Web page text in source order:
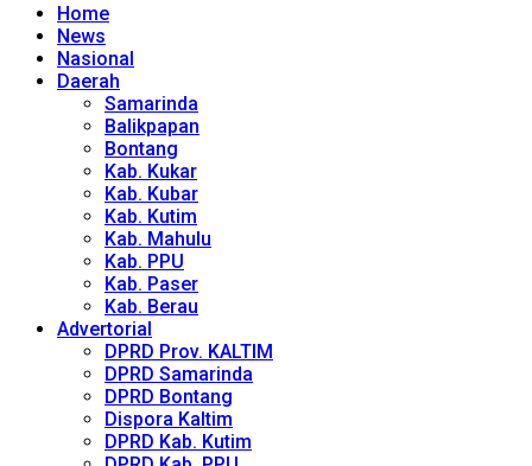
Home
News
Nasional
Daerah
Samarinda
Balikpapan
Bontang
Kab. Kukar
Kab. Kubar
Kab. Kutim
Kab. Mahulu
Kab. PPU
Kab. Paser
Kab. Berau
Advertorial
DPRD Prov. KALTIM
DPRD Samarinda
DPRD Bontang
Dispora Kaltim
DPRD Kab. Kutim